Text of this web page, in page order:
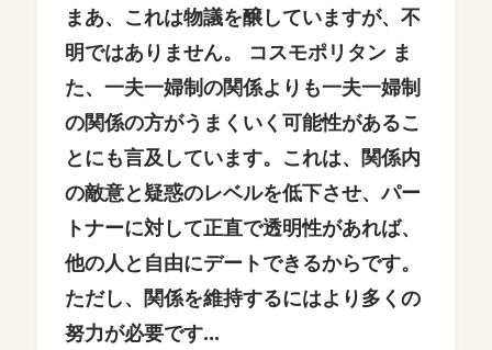
まあ、これは物議を醸していますが、不
明ではありません。
コスモポリタン ま
た、一夫一婦制の関係よりも一夫一婦制
の関係の方がうまくいく可能性があるこ
とにも言及しています。これは、関係内
の敵意と疑惑のレベルを低下させ、パー
トナーに対して正直で透明性があれば、
他の人と自由にデートできるからです。
ただし、関係を維持するにはより多くの
努力が必要です...